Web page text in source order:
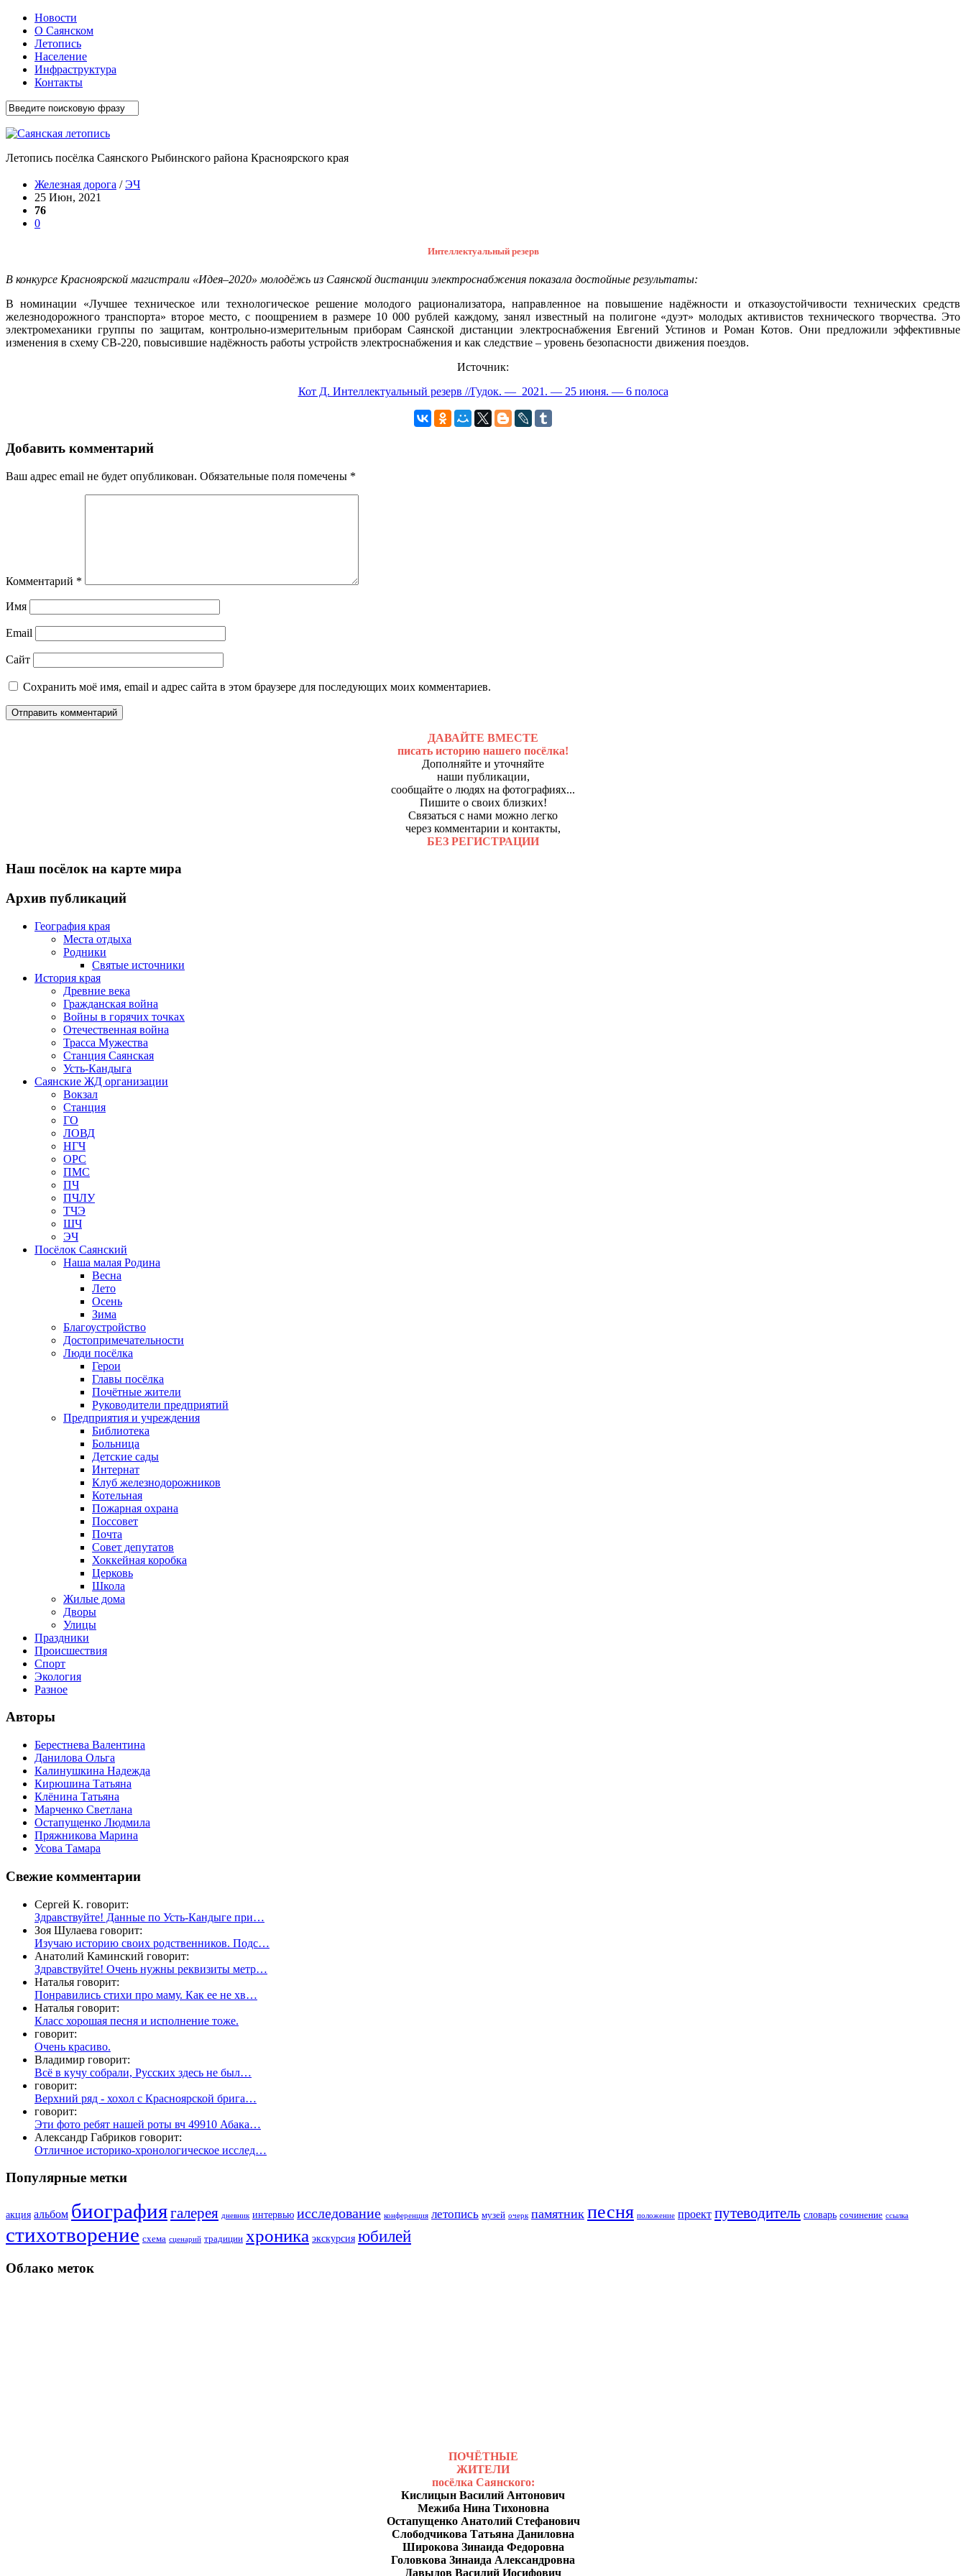
Новости
О Саянском
Летопись
Население
Инфраструктура
Контакты
Летопись посёлка Саянского Рыбинского района Красноярского края
Железная дорога /ЭЧ
25 Июн, 2021
76
0
Интеллектуальный резерв
В конкурсе Красноярской магистрали «Идея–2020» молодёжь из Саянской дистанции электроснабжения показала достойные результаты:
В номинации «Лучшее техническое или технологическое решение молодого рационализатора, направленное на повышение надёжности и отказоустойчивости технических средств
железнодорожного транспорта» второе место, с поощрением в размере 10 000 рублей каждому, занял известный на полигоне «дуэт» молодых активистов технического творчества. Это
электромеханики группы по защитам, контрольно-измерительным приборам Саянской дистанции электроснабжения Евгений Устинов и Роман Котов. Они предложили эффективные
изменения в схему СВ-220, повысившие надёжность работы устройств электроснабжения и как следствие – уровень безопасности движения поездов.
Источник:
Кот Д. Интеллектуальный резерв //Гудок. — 2021. — 25 июня. — 6 полоса
Добавить комментарий
Ваш адрес email не будет опубликован. Обязательные поля помечены *
Комментарий *
Имя
Email
Сайт
Сохранить моё имя, email и адрес сайта в этом браузере для последующих моих комментариев.
ДАВАЙТЕ ВМЕСТЕ
писать историю нашего посёлка!
Дополняйте и уточняйте
наши публикации,
сообщайте о людях на фотографиях...
Пишите о своих близких!
Связаться с нами можно легко
через комментарии и контакты,
БЕЗ РЕГИСТРАЦИИ
Наш посёлок на карте мира
Архив публикаций
География края
Места отдыха
Родники
Святые источники
История края
Древние века
Гражданская война
Войны в горячих точках
Отечественная война
Трасса Мужества
Станция Саянская
Усть-Кандыга
Саянские ЖД организации
Вокзал
Станция
ГО
ЛОВД
НГЧ
ОРС
ПМС
ПЧ
ПЧЛУ
ТЧЭ
ШЧ
ЭЧ
Посёлок Саянский
Наша малая Родина
Весна
Лето
Осень
Зима
Благоустройство
Достопримечательности
Люди посёлка
Герои
Главы посёлка
Почётные жители
Руководители предприятий
Предприятия и учреждения
Библиотека
Больница
Детские сады
Интернат
Клуб железнодорожников
Котельная
Пожарная охрана
Поссовет
Почта
Совет депутатов
Хоккейная коробка
Церковь
Школа
Жилые дома
Дворы
Улицы
Праздники
Происшествия
Спорт
Экология
Разное
Авторы
Берестнева Валентина
Данилова Ольга
Калинушкина Надежда
Кирюшина Татьяна
Клёнина Татьяна
Марченко Светлана
Остапущенко Людмила
Пряжникова Марина
Усова Тамара
Свежие комментарии
Сергей К. говорит:
Здравствуйте! Данные по Усть-Кандыге при…
Зоя Шулаева говорит:
Изучаю историю своих родственников. Подс…
Анатолий Каминский говорит:
Здравствуйте! Очень нужны реквизиты метр…
Наталья говорит:
Понравились стихи про маму. Как ее не хв…
Наталья говорит:
Класс хорошая песня и исполнение тоже.
говорит:
Очень красиво.
Владимир говорит:
Всё в кучу собрали, Русских здесь не был…
говорит:
Верхний ряд - хохол с Красноярской брига…
говорит:
Эти фото ребят нашей роты вч 49910 Абака…
Александр Габриков говорит:
Отличное историко-хронологическое исслед…
Популярные метки
акция альбом биографиягалерея дневник интервью исследование конференция летопись музей очерк памятник песня положение проект путеводитель словарь сочинение ссылка
стихотворение схема сценарий традиции хроника экскурсия юбилей
Облако меток
ПОЧЁТНЫЕ
ЖИТЕЛИ
посёлка Саянского:
Кислицын Василий Антонович
Межиба Нина Тихоновна
Остапущенко Анатолий Стефанович
Слободчикова Татьяна Даниловна
Широкова Зинаида Федоровна
Головкова Зинаида Александровна
Давыдов Василий Иосифович